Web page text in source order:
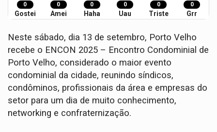
0
Gostei
0
Amei
0
Haha
0
Uau
0
Triste
0
Grr
Neste sábado, dia 13 de setembro, Porto Velho
recebe o ENCON 2025 – Encontro Condominial de
Porto Velho, considerado o maior evento
condominial da cidade, reunindo síndicos,
condôminos, profissionais da área e empresas do
setor para um dia de muito conhecimento,
networking e confraternização.